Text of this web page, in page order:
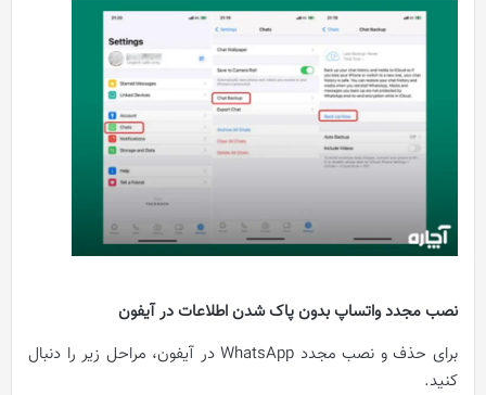
نصب مجدد واتساپ بدون پاک شدن اطلاعات در آیفون
برای حذف و نصب مجدد WhatsApp در آیفون، مراحل زیر را دنبال
کنید.